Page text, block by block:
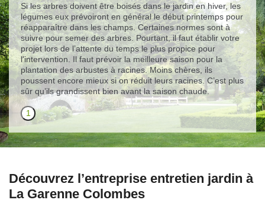
Si les arbres doivent être boisés dans le jardin en hiver, les
légumes eux prévoiront en général le début printemps pour
réapparaître dans les champs. Certaines normes sont à
suivre pour semer des arbres. Pourtant, il faut établir votre
projet lors de l’attente du temps le plus propice pour
l'intervention. Il faut prévoir la meilleure saison pour la
plantation des arbustes à racines. Moins chères, ils
poussent encore mieux si on réduit leurs racines. C’est plus
sûr qu’ils grandissent bien avant la saison chaude.
1
Découvrez l’entreprise entretien jardin à
La Garenne Colombes